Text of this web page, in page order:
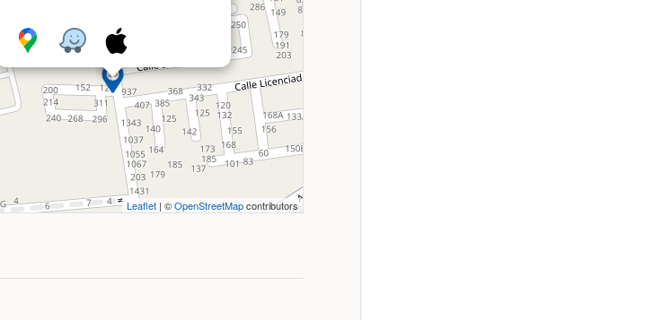
Leaflet | ©OpenStreetMapcontributors